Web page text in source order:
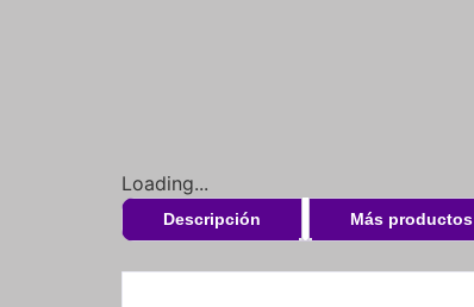
Loading...
Descripción Más productos